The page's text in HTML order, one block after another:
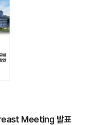
Meeting 발표